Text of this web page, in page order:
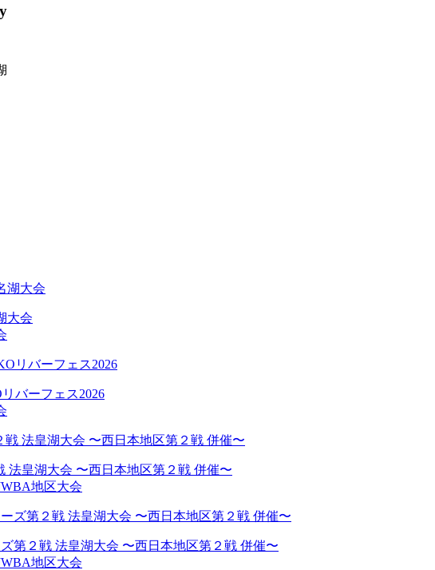
大会
バーフェス2026
法皇湖大会 〜西日本地区第２戦 併催〜
地区大会
第２戦 法皇湖大会 〜西日本地区第２戦 併催〜
地区大会